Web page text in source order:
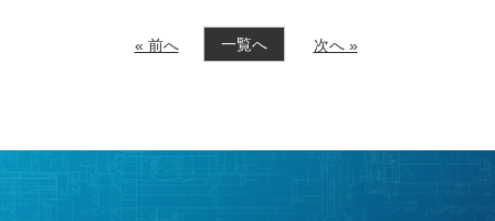
« 前へ 一覧へ 次へ »